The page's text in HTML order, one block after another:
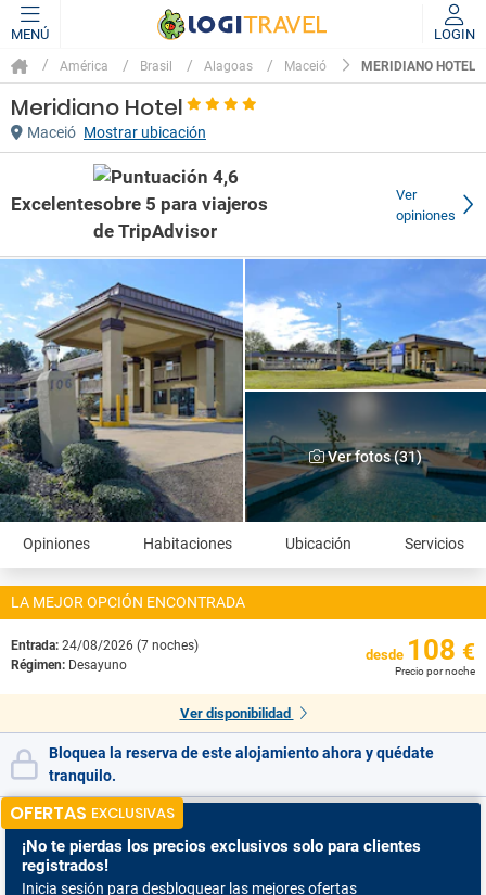
MENÚ LOGIN
América Brasil Alagoas Maceió MERIDIANO HOTEL
Meridiano Hotel
Maceió Mostrar ubicación
Excelente
Ver
opiniones
Ver fotos (31)
Opiniones Habitaciones Ubicación Servicios
LA MEJOR OPCIÓN ENCONTRADA
Entrada: 24/08/2026 (7 noches)
Régimen: Desayuno
desde 108 €
Precio por noche
Ver disponibilidad
Bloquea la reserva de este alojamiento ahora y quédate
tranquilo.
OFERTAS EXCLUSIVAS
¡No te pierdas los precios exclusivos solo para clientes
registrados!
Inicia sesión para desbloquear las mejores ofertas